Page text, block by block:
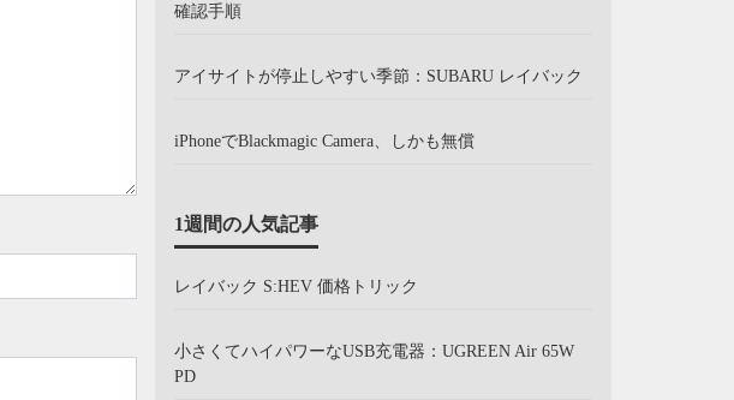
確認手順
アイサイトが停止しやすい季節：SUBARU レイバック
iPhoneでBlackmagic Camera、しかも無償
1週間の人気記事
レイバック S:HEV 価格トリック
小さくてハイパワーなUSB充電器：UGREEN Air 65W
PD